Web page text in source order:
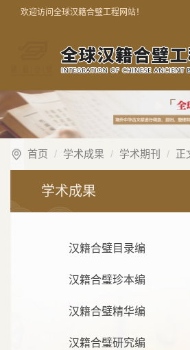
欢迎访问全球汉籍合璧工程网站！
首页 学术成果 学术期刊 正
学术成果
汉籍合璧目录编
汉籍合璧珍本编
汉籍合璧精华编
汉籍合璧研究编